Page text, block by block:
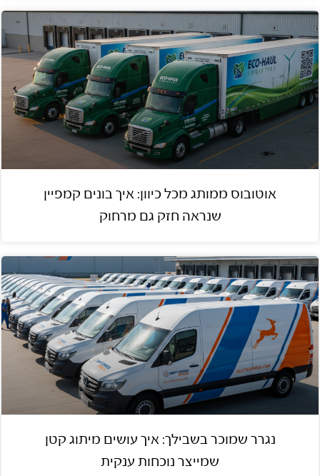
אוטובוס ממותג מכל כיוון: איך בונים קמפיין
שנראה חזק גם מרחוק
נגרר שמוכר בשבילך: איך עושים מיתוג קטן
שמייצר נוכחות ענקית